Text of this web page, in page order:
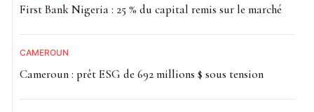
First Bank Nigeria : 25 % du capital remis sur le marché
CAMEROUN
Cameroun : prêt ESG de 692 millions $ sous tension